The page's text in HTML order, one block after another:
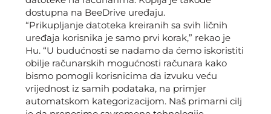
dostupna na BeeDrive uređaju.
“Prikupljanje datoteka kreiranih sa svih ličnih
uređaja korisnika je samo prvi korak,” rekao je
Hu. “U budućnosti se nadamo da ćemo iskoristiti
obilje računarskih mogućnosti računara kako
bismo pomogli korisnicima da izvuku veću
vrijednost iz samih podataka, na primjer
automatskom kategorizacijom. Naš primarni cilj